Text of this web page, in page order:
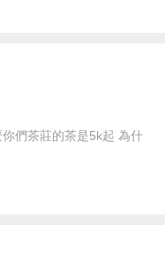
們茶莊的茶是5k起 為什